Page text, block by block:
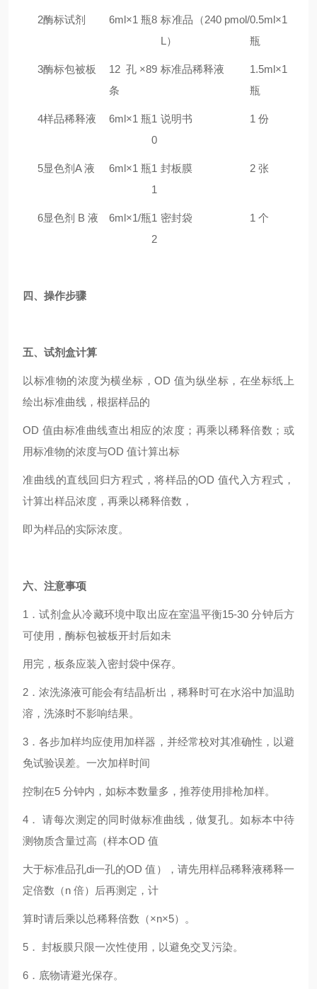
2酶标试剂 6ml×1 瓶8 标准品（240 pmol/
L）
0.5ml×1
瓶
3酶标包被板
12 孔×8
条
9 标准品稀释液
1.5ml×1
瓶
4样品稀释液 6ml×1 瓶1
0
说明书 1 份
5显色剂A 液 6ml×1 瓶1
1
封板膜 2 张
6显色剂 B 液 6ml×1/瓶1
2
密封袋 1 个
四、操作步骤
五、试剂盒计算
以标准物的浓度为横坐标，OD 值为纵坐标，在坐标纸上
绘出标准曲线，根据样品的
OD 值由标准曲线查出相应的浓度；再乘以稀释倍数；或
用标准物的浓度与OD 值计算出标
准曲线的直线回归方程式，将样品的OD 值代入方程式，
计算出样品浓度，再乘以稀释倍数，
即为样品的实际浓度。
六、注意事项
1．试剂盒从冷藏环境中取出应在室温平衡15-30 分钟后方
可使用，酶标包被板开封后如未
用完，板条应装入密封袋中保存。
2．浓洗涤液可能会有结晶析出，稀释时可在水浴中加温助
溶，洗涤时不影响结果。
3．各步加样均应使用加样器，并经常校对其准确性，以避
免试验误差。一次加样时间
控制在5 分钟内，如标本数量多，推荐使用排枪加样。
4． 请每次测定的同时做标准曲线，做复孔。如标本中待
测物质含量过高（样本OD 值
大于标准品孔di一孔的OD 值），请先用样品稀释液稀释一
定倍数（n 倍）后再测定，计
算时请后乘以总稀释倍数（×n×5）。
5． 封板膜只限一次性使用，以避免交叉污染。
6．底物请避光保存。